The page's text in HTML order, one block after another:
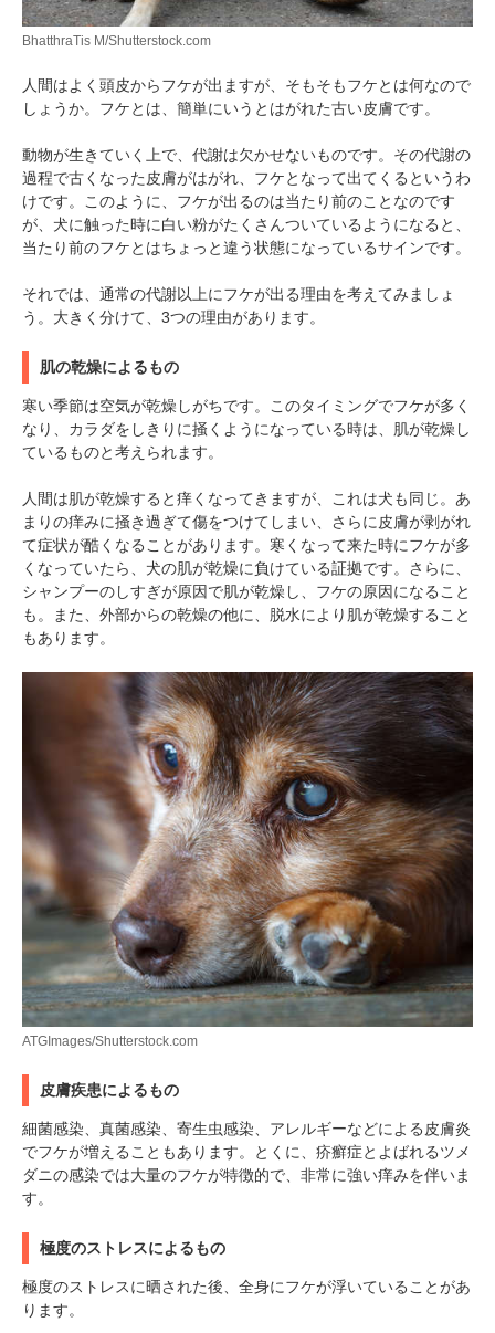
BhatthraTis M/Shutterstock.com
人間はよく頭皮からフケが出ますが、そもそもフケとは何なので
しょうか。フケとは、簡単にいうとはがれた古い皮膚です。
動物が生きていく上で、代謝は欠かせないものです。その代謝の
過程で古くなった皮膚がはがれ、フケとなって出てくるというわ
けです。このように、フケが出るのは当たり前のことなのです
が、犬に触った時に白い粉がたくさんついているようになると、
当たり前のフケとはちょっと違う状態になっているサインです。
それでは、通常の代謝以上にフケが出る理由を考えてみましょ
う。大きく分けて、3つの理由があります。
肌の乾燥によるもの
寒い季節は空気が乾燥しがちです。このタイミングでフケが多く
なり、カラダをしきりに掻くようになっている時は、肌が乾燥し
ているものと考えられます。
人間は肌が乾燥すると痒くなってきますが、これは犬も同じ。あ
まりの痒みに掻き過ぎて傷をつけてしまい、さらに皮膚が剥がれ
て症状が酷くなることがあります。寒くなって来た時にフケが多
くなっていたら、犬の肌が乾燥に負けている証拠です。さらに、
シャンプーのしすぎが原因で肌が乾燥し、フケの原因になること
も。また、外部からの乾燥の他に、脱水により肌が乾燥すること
もあります。
ATGImages/Shutterstock.com
皮膚疾患によるもの
細菌感染、真菌感染、寄生虫感染、アレルギーなどによる皮膚炎
でフケが増えることもあります。とくに、疥癬症とよばれるツメ
ダニの感染では大量のフケが特徴的で、非常に強い痒みを伴いま
す。
極度のストレスによるもの
極度のストレスに晒された後、全身にフケが浮いていることがあ
ります。
PECOアプリをダウンロード済みの方